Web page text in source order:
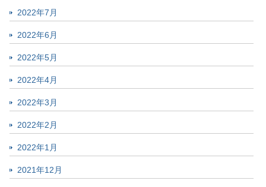
2022年7月
2022年6月
2022年5月
2022年4月
2022年3月
2022年2月
2022年1月
2021年12月